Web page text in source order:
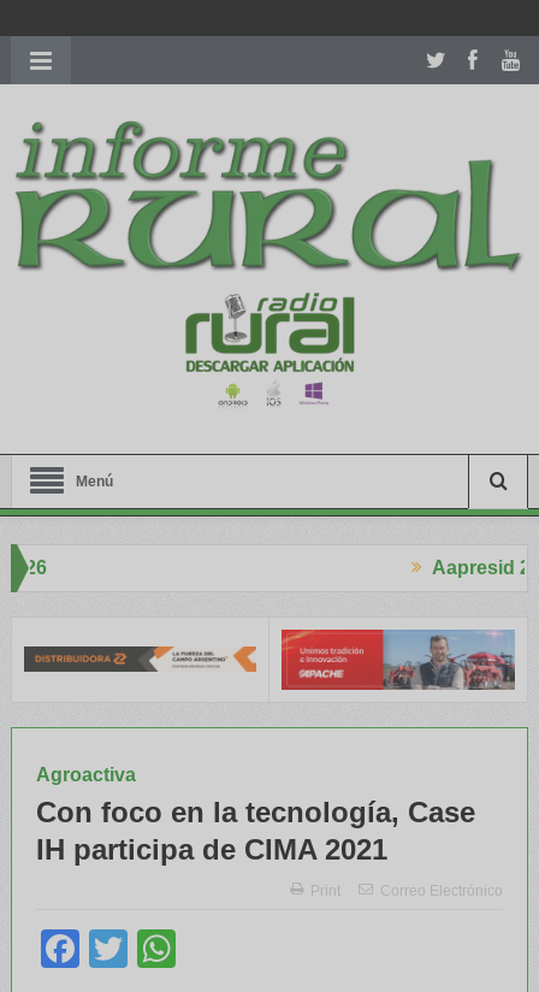
richardmillereplica
women.patekphilippe.tofor sale in usa recognized command with
dining room table ceremony. welcome to our
perfectwatches.is
shop. best youngsexdoll.comwith professional customer
services. 1: 1 design high
https://reallydiamond.com/
Menú
Aapresid
Agroactiva
Con foco en la tecnología, Case
IH participa de CIMA 2021
Print Correo Electrónico
Facebook
Twitter